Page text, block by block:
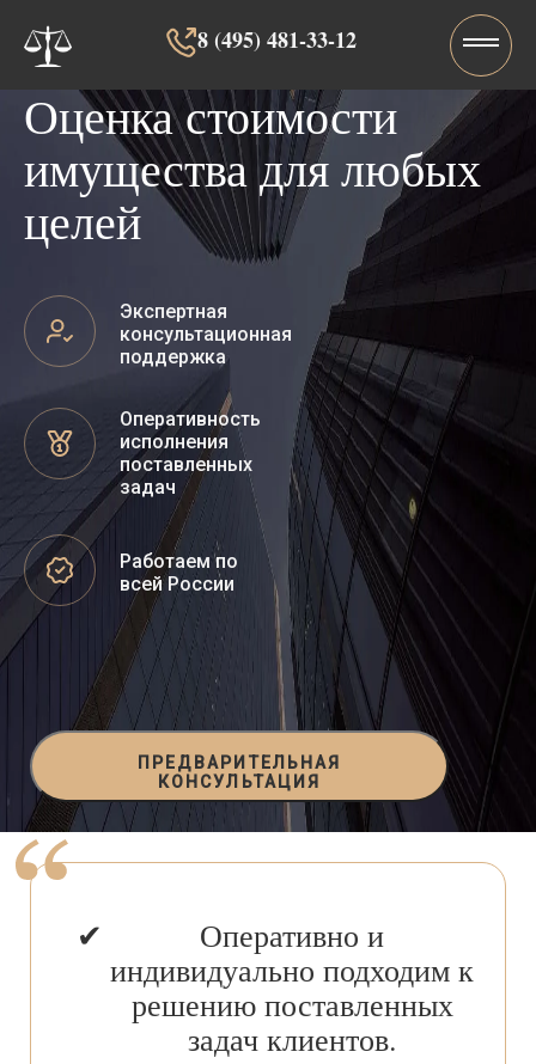
8 (495) 481-33-12‬‬
Оценка стоимости
имущества для любых
целей
Экспертная
консультационная
поддержка
Оперативность
исполнения
поставленных
задач
Работаем по
всей России
ПРЕДВАРИТЕЛЬНАЯ
КОНСУЛЬТАЦИЯ
Оперативно и
индивидуально подходим к
решению поставленных
задач клиентов.